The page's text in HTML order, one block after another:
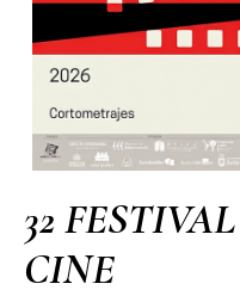
32
CINE